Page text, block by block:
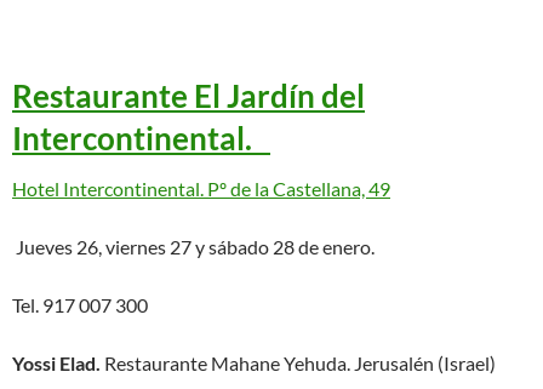
Restaurante El Jardín del
Intercontinental.
Hotel Intercontinental. Pº de la Castellana, 49
Jueves 26, viernes 27 y sábado 28 de enero.
Tel. 917 007 300
Yossi Elad. Restaurante Mahane Yehuda. Jerusalén (Israel)